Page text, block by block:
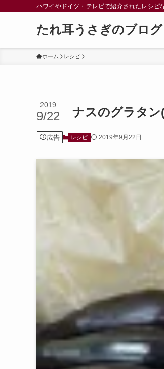
ハワイやドイツ・テレビで紹介されたレシピ
たれ耳うさぎのブログ
ホーム レシピ
ナスのグラタン
2019
9/22
広告 レシピ 2019年9月22日